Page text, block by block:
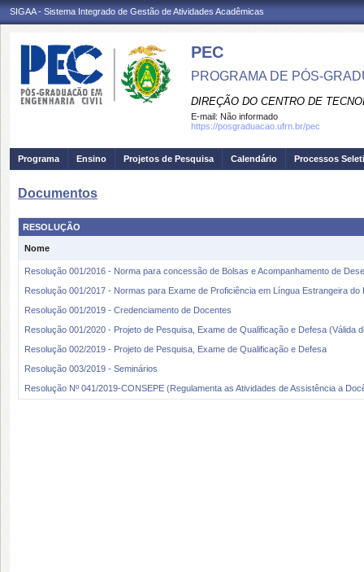
SIGAA - Sistema Integrado de Gestão de Atividades Acadêmicas
PEC
PROGRAMA DE PÓS-
DIREÇÃO DO CENTRO DE
E-mail: Não informado
https://posgraduacao.ufrn.br/pec
Programa Ensino Projetos de Pesquisa Calendário Processos
Documentos
RESOLUÇÃO
Nome
Resolução 001/2016 - Norma para concessão de Bolsas e Acompanhamento de
Resolução 001/2017 - Normas para Exame de Proficiência em Língua Estrangeira do
Resolução 001/2019 - Credenciamento de Docentes
Resolução 001/2020 - Projeto de Pesquisa, Exame de Qualificação e Defesa (Válida
Resolução 002/2019 - Projeto de Pesquisa, Exame de Qualificação e Defesa
Resolução 003/2019 - Seminários
Resolução Nº 041/2019-CONSEPE (Regulamenta as Atividades de Assistência a